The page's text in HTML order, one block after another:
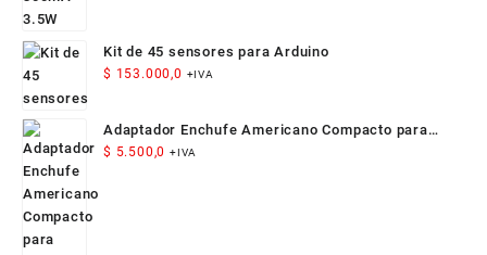
Kit de 45 sensores para Arduino
$ 153.000,0 +IVA
Adaptador Enchufe Americano Compacto para
Viaje
$ 5.500,0 +IVA